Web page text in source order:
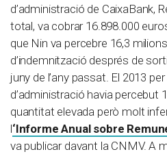
d’administració de CaixaBank,
total, va cobrar 16.898.000
que Nin va percebre 16,3
d’indemnització després de
juny de l’any passat. El 2013
d’administració havia percebut
quantitat elevada però molt
l‘Informe Anual sobre
va publicar davant la CNMV. A